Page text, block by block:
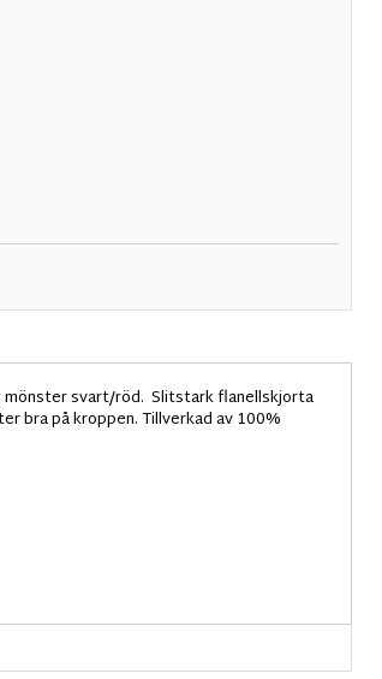
mönster svart/röd. Slitstark flanellskjorta
bra på kroppen. Tillverkad av 100%